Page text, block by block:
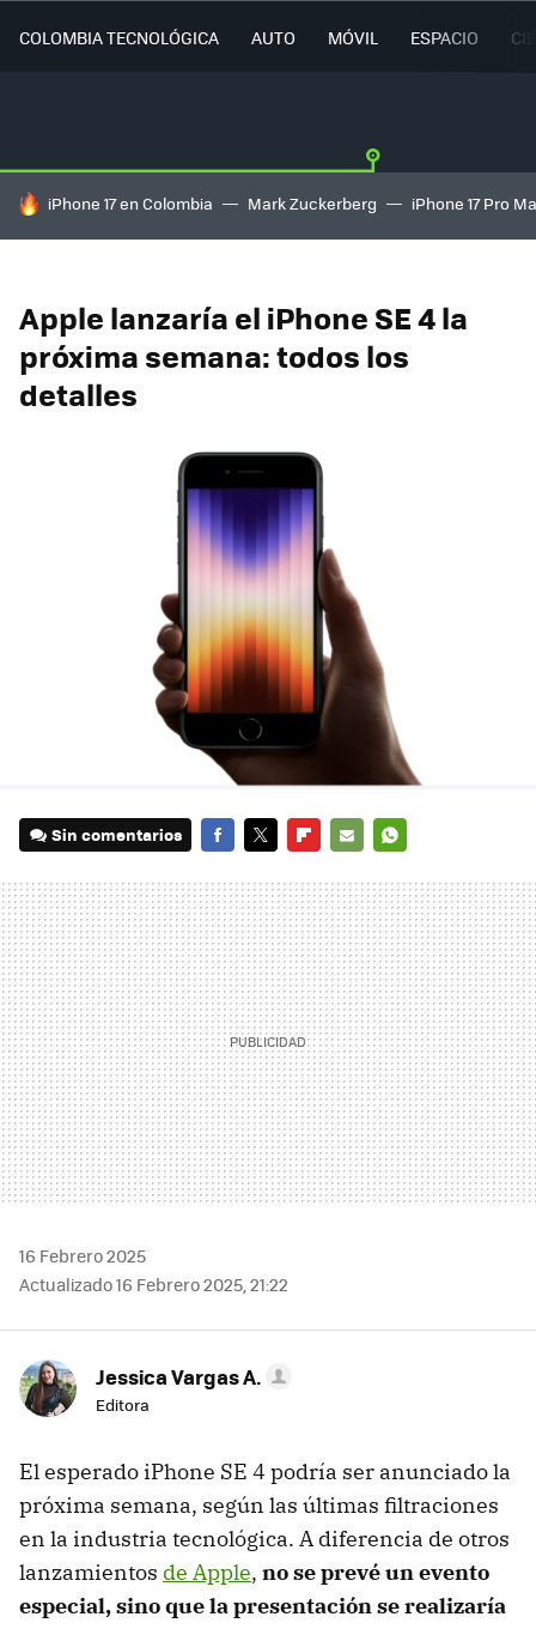
COLOMBIA TECNOLÓGICA AUTO MÓVIL ESPACIO
HOY SE HABLA DE
iPhone 17 en Colombia Mark Zuckerberg iPhone 17 Pro
Apple lanzaría el iPhone SE 4 la
próxima semana: todos los
detalles
Sin comentarios
MAIL
16 Febrero 2025
Actualizado 16 Febrero 2025, 21:22
Jessica Vargas A.
Editora
El esperado iPhone SE 4 podría ser anunciado la
próxima semana, según las últimas filtraciones
en la industria tecnológica. A diferencia de otros
lanzamientos de Apple, no se prevé un evento
especial, sino que la presentación se realizaría